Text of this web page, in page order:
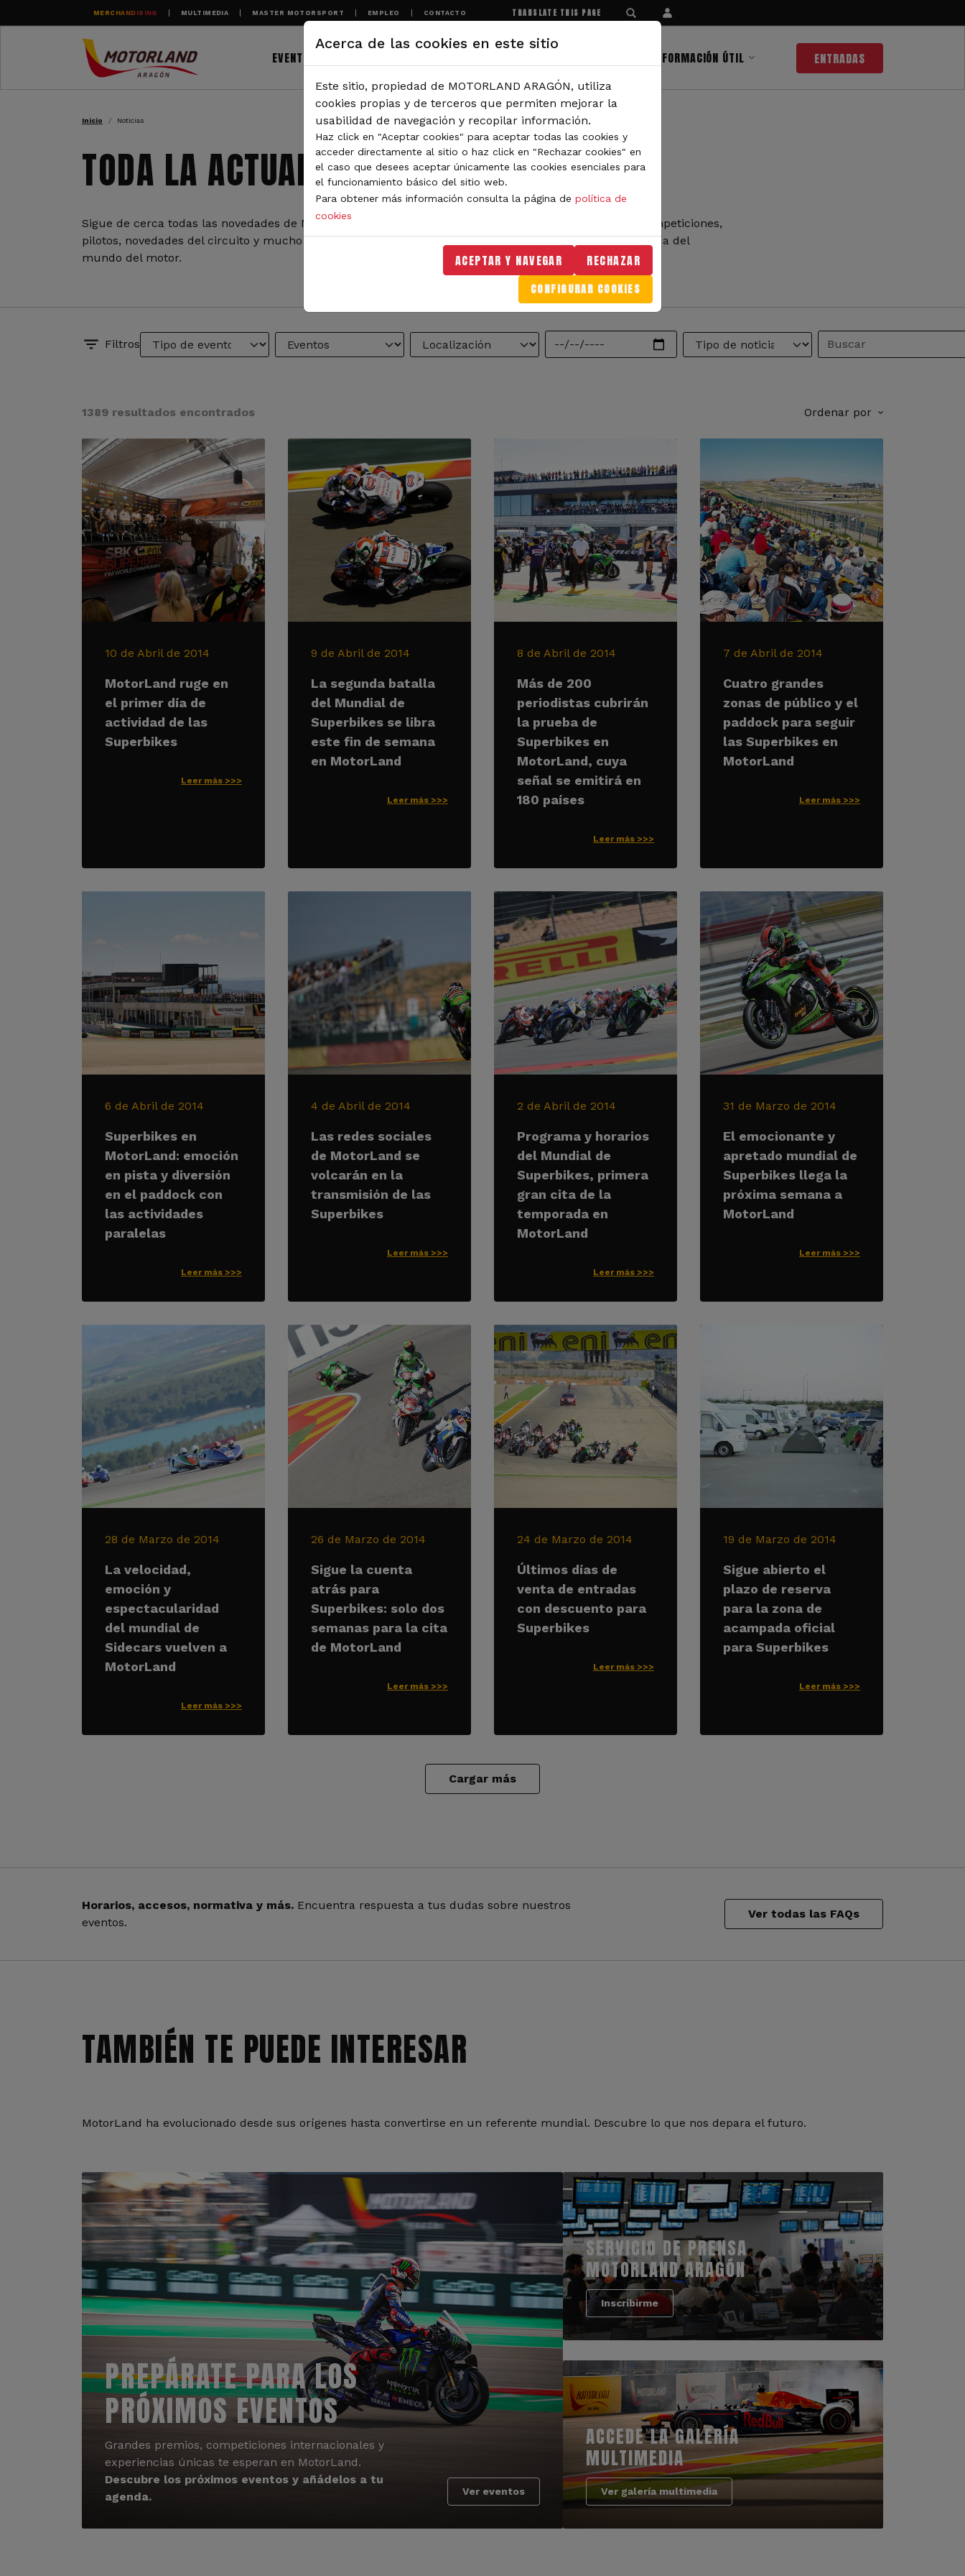
Pasar al contenido principal
MERCHANDISING MULTIMEDIA MASTER MOTORSPORT EMPLEO CONTACTO TRANSLATE THIS PAGE
EVENTOS INFORMACIÓN ÚTIL ENTRADAS
RUTA DE NAVEGACIÓN
Inicio Noticias
TODA LA ACTUALIDAD DE MOTORLAND
Sigue de cerca todas las novedades de MotorLand Aragón. Aquí encontrarás noticias sobre eventos, competiciones,
pilotos, novedades del circuito y mucho más. Filtra por categoría o tipo de contenido y no te pierdas nada del
mundo del motor.
Filtros
1389 resultados encontrados Ordenar por
10 de Abril de 2014
MotorLand ruge en
el primer día de
actividad de las
Superbikes
Leer más >>>
9 de Abril de 2014
La segunda batalla
del Mundial de
Superbikes se libra
este fin de semana
en MotorLand
Leer más >>>
8 de Abril de 2014
Más de 200
periodistas cubrirán
la prueba de
Superbikes en
MotorLand, cuya
señal se emitirá en
180 países
Leer más >>>
7 de Abril de 2014
Cuatro grandes
zonas de público y el
paddock para seguir
las Superbikes en
MotorLand
Leer más >>>
6 de Abril de 2014
Superbikes en
MotorLand: emoción
en pista y diversión
en el paddock con
las actividades
paralelas
Leer más >>>
4 de Abril de 2014
Las redes sociales
de MotorLand se
volcarán en la
transmisión de las
Superbikes
Leer más >>>
2 de Abril de 2014
Programa y horarios
del Mundial de
Superbikes, primera
gran cita de la
temporada en
MotorLand
Leer más >>>
31 de Marzo de 2014
El emocionante y
apretado mundial de
Superbikes llega la
próxima semana a
MotorLand
Leer más >>>
28 de Marzo de 2014
La velocidad,
emoción y
espectacularidad
del mundial de
Sidecars vuelven a
MotorLand
Leer más >>>
26 de Marzo de 2014
Sigue la cuenta
atrás para
Superbikes: solo dos
semanas para la cita
de MotorLand
Leer más >>>
24 de Marzo de 2014
Últimos días de
venta de entradas
con descuento para
Superbikes
Leer más >>>
19 de Marzo de 2014
Sigue abierto el
plazo de reserva
para la zona de
acampada oficial
para Superbikes
Leer más >>>
Cargar más
Horarios, accesos, normativa y más. Encuentra respuesta a tus dudas sobre nuestros
eventos.
Ver todas las FAQs
TAMBIÉN TE PUEDE INTERESAR
MotorLand ha evolucionado desde sus orígenes hasta convertirse en un referente mundial. Descubre lo que nos depara el futuro.
PREPÁRATE PARA LOS
PRÓXIMOS EVENTOS
Grandes premios, competiciones internacionales y
experiencias únicas te esperan en MotorLand.
Descubre los próximos eventos y añádelos a tu
agenda.
Ver eventos
SERVICIO DE PRENSA
MOTORLAND ARAGÓN
Inscribirme
ACCEDE LA GALERÍA
MULTIMEDIA
Ver galería multimedia
Acerca de las cookies en este sitio
Este sitio, propiedad de MOTORLAND ARAGÓN, utiliza
cookies propias y de terceros que permiten mejorar la
usabilidad de navegación y recopilar información.
Haz click en "Aceptar cookies" para aceptar todas las cookies y
acceder directamente al sitio o haz click en "Rechazar cookies" en
el caso que desees aceptar únicamente las cookies esenciales para
el funcionamiento básico del sitio web.
Para obtener más información consulta la página de política de
cookies
ACEPTAR Y NAVEGAR RECHAZAR
CONFIGURAR COOKIES